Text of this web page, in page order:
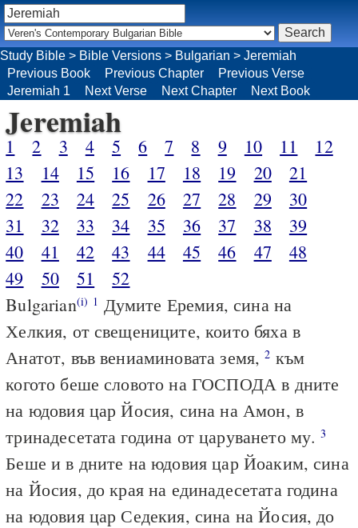
Jeremiah
1 2 3 4 5 6 7 8 9 10 11
12
13
14 15 16 17 18 19 20
21
22
23 24 25 26 27 28 29
30
31
32 33 34 35 36 37 38
39
40
41 42 43 44 45 46 47
48
49
50 51
52
Bulgarian(i) 1 Думите Еремия, сина на
Хелкия, от свещениците, които бяха в
Анатот, във вениаминовата земя,2 към
когото беше словото на ГОСПОДА в дните
на юдовия цар Йосия, сина на Амон, в
тринадесетата година от царуването му.3
Беше и в дните на юдовия цар Йоаким, сина
на Йосия, до края на единадесетата година
на юдовия цар Седекия, сина на Йосия, до
Study Bible > Bible Versions > Bulgarian > Jeremiah
Previous Book
Previous Chapter
Previous Verse
Jeremiah 1
Next Verse Next Chapter Next Book